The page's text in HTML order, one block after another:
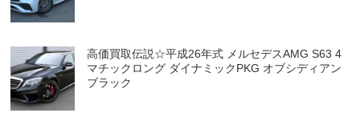
高価買取伝説☆平成26年式 メルセデスAMG S63 4
マチックロング ダイナミックPKG オブシディアン
ブラック